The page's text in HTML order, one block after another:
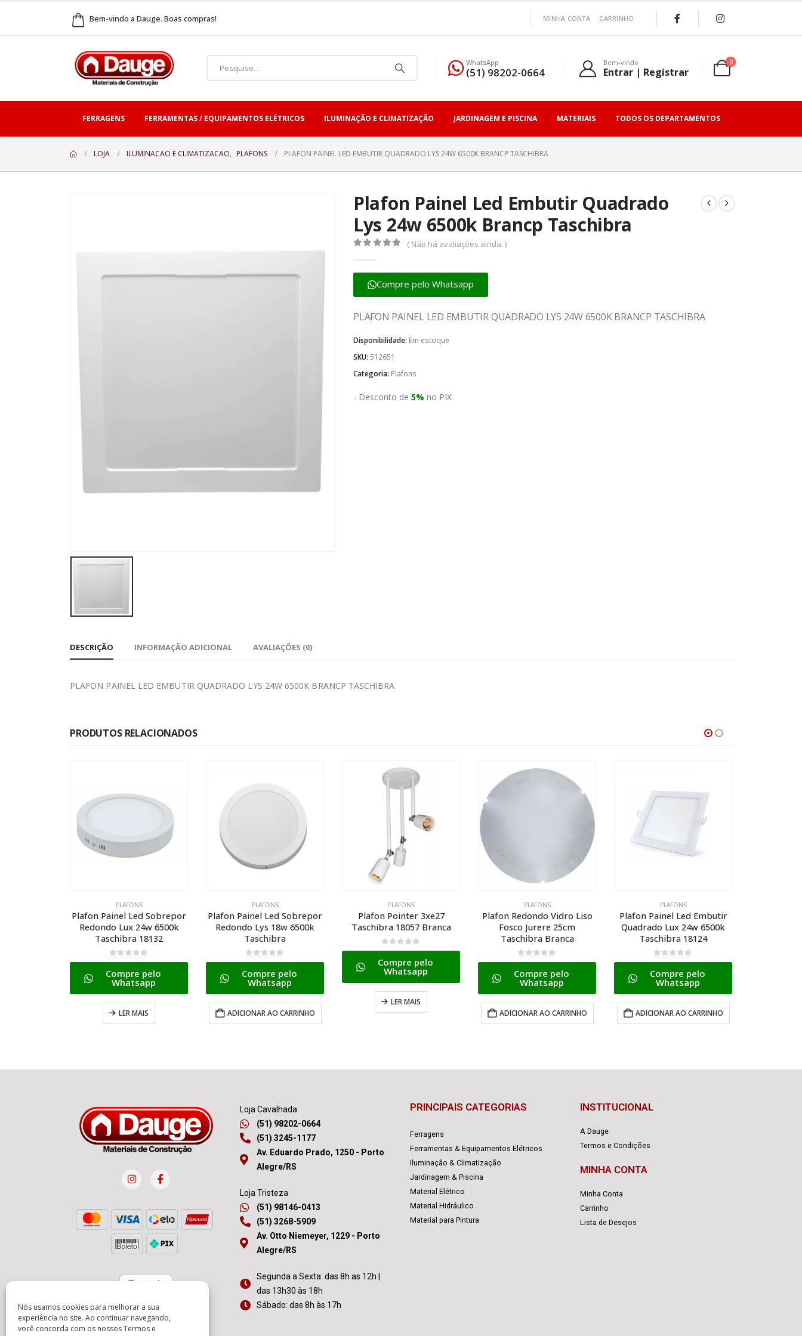
Nós usamos cookies para melhorar a sua
experiência no site. Ao continuar navegando,
você concorda com os nossosTermos e
Bem-vindo a Dauge. Boas compras! MINHA CONTA CARRINHO
WhatsApp
(51) 98202-0664
Bem-vindo
Entrar | Registrar
0
FERRAGENS FERRAMENTAS / EQUIPAMENTOS ELÉTRICOS ILUMINAÇÃO E CLIMATIZAÇÃO JARDINAGEM E PISCINA MATERIAIS TODOS OS DEPARTAMENTOS
LOJA ILUMINACAO E CLIMATIZACAO, PLAFONS PLAFON PAINEL LED EMBUTIR QUADRADO LYS 24W 6500K BRANCP TASCHIBRA
Plafon Painel Led Embutir Quadrado
Lys 24w 6500k Brancp Taschibra
( Não há avaliações ainda. )
Compre pelo Whatsapp
PLAFON PAINEL LED EMBUTIR QUADRADO LYS 24W 6500K BRANCP TASCHIBRA
Disponibilidade: Em estoque
SKU: 512651
Categoria: Plafons
- Desconto de 5% no PIX
DESCRIÇÃO INFORMAÇÃO ADICIONAL AVALIAÇÕES (0)
PLAFON PAINEL LED EMBUTIR QUADRADO LYS 24W 6500K BRANCP TASCHIBRA
PRODUTOS RELACIONADOS
PLAFONS
Plafon Painel Led Sobrepor
Redondo Lys 18w 6500k
Taschibra
0de 5
Compre pelo
Whatsapp
ADICIONAR AO CARRINHO
PLAFONS
Plafon Pointer 3xe27
Taschibra 18057 Branca
0de 5
Compre pelo
Whatsapp
LER MAIS
PLAFONS
Plafon Redondo Vidro Liso
Fosco Jurere 25cm
Taschibra Branca
0de 5
Compre pelo
Whatsapp
ADICIONAR AO CARRINHO
PLAFONS
Plafon Painel Led Embutir
Quadrado Lux 24w 6500k
Taschibra 18124
0de 5
Compre pelo
Whatsapp
ADICIONAR AO CARRINHO
PLAFONS
Plafon Painel Led Sobrepor
Redondo Lys 24w 6500k
Taschibra
0de 5
Compre pelo
Whatsapp
ADICIONAR AO CARRINHO
Loja Cavalhada
(51) 98202-0664
(51) 3245-1177
Av. Eduardo Prado, 1250 - Porto
Alegre/RS
Loja Tristeza
(51) 98146-0413
(51) 3268-5909
Av. Otto Niemeyer, 1229 - Porto
Alegre/RS
Segunda a Sexta: das 8h as 12h |
das 13h30 às 18h
Sábado: das 8h às 17h
PRINCIPAIS CATEGORIAS
Ferragens
Ferramentas & Equipamentos Elétricos
Iluminação & Climatização
Jardinagem & Piscina
Material Elétrico
Material Hidráulico
Material para Pintura
INSTITUCIONAL
A Dauge
Termos e Condições
MINHA CONTA
Minha Conta
Carrinho
Lista de Desejos